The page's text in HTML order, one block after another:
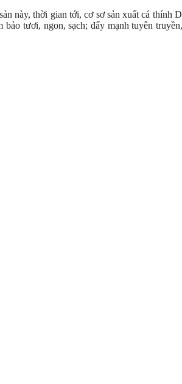
này, thời gian tới, cơ sơ sản xuất cá
bảo tươi, ngon, sạch; đẩy mạnh tuyên